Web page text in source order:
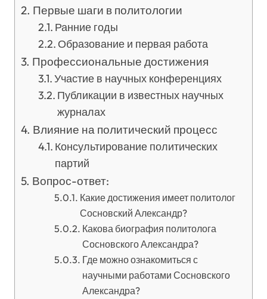
Первые шаги в политологии
Ранние годы
Образование и первая работа
Профессиональные достижения
Участие в научных конференциях
Публикации в известных научных
журналах
Влияние на политический процесс
Консультирование политических
партий
Вопрос-ответ:
Какие достижения имеет политолог
Сосновский Александр?
Какова биография политолога
Сосновского Александра?
Где можно ознакомиться с
научными работами Сосновского
Александра?